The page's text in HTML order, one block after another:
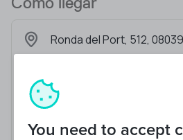
Ronda del Port, 512,
You need to accept